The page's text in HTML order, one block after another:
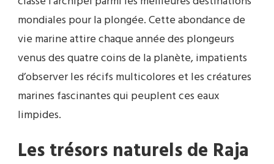
mondiales pour la plongée. Cette abondance de
vie marine attire chaque année des plongeurs
venus des quatre coins de la planète, impatients
d’observer les récifs multicolores et les créatures
marines fascinantes qui peuplent ces eaux
limpides.
Les trésors naturels de Raja